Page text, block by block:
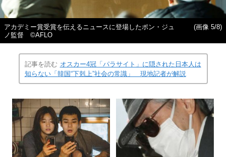
アカデミー賞受賞を伝えるニュースに登場したポン・ジュ
ノ監督 ©AFLO
(画像 5/8)
記事を読む オスカー4冠「パラサイト」に隠された日本人は
知らない「韓国“下剋上”社会の常識」 現地記者が解説